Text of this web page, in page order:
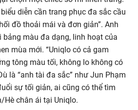
diễn cần trang phục đa sắc cầu
đồ thoải mái và đơn giản”. Anh
bảng màu đa dạng, linh hoạt của
mùa mới. “Uniqlo có cả gam
tông màu tối, không lo không có
là “anh tài đa sắc” như Jun Phạm
sự tối giản, ai cũng có thể tìm
Hè chân ái tại Uniqlo.